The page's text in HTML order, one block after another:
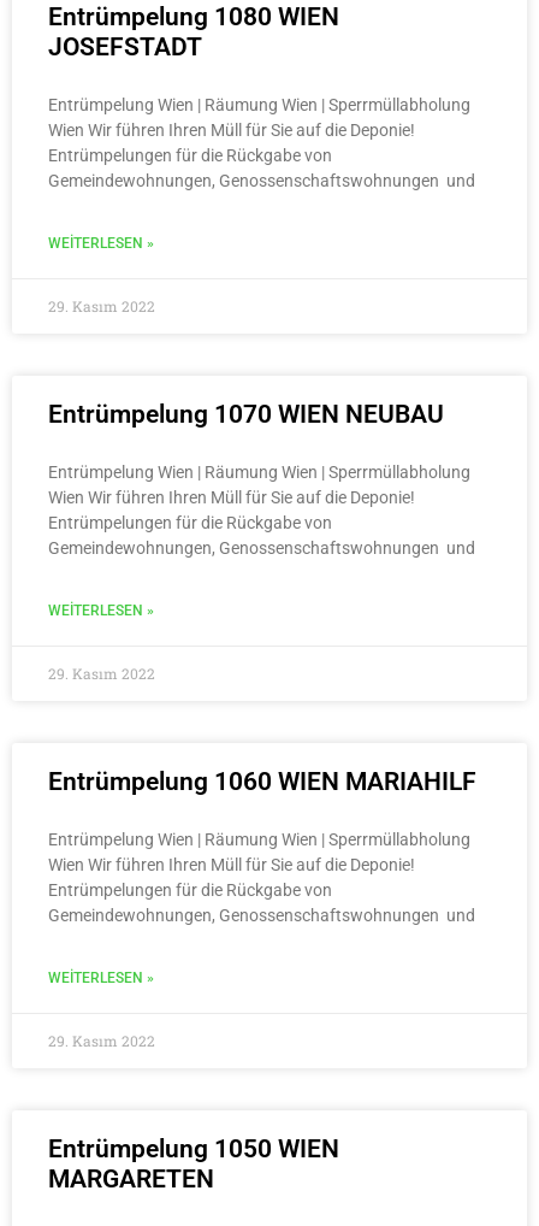
Entrümpelung 1080 WIEN
JOSEFSTADT
Entrümpelung Wien | Räumung Wien | Sperrmüllabholung
Wien Wir führen Ihren Müll für Sie auf die Deponie!
Entrümpelungen für die Rückgabe von
Gemeindewohnungen, Genossenschaftswohnungen und
WEITERLESEN »
29. Kasım 2022
Entrümpelung 1070 WIEN NEUBAU
Entrümpelung Wien | Räumung Wien | Sperrmüllabholung
Wien Wir führen Ihren Müll für Sie auf die Deponie!
Entrümpelungen für die Rückgabe von
Gemeindewohnungen, Genossenschaftswohnungen und
WEITERLESEN »
29. Kasım 2022
Entrümpelung 1060 WIEN MARIAHILF
Entrümpelung Wien | Räumung Wien | Sperrmüllabholung
Wien Wir führen Ihren Müll für Sie auf die Deponie!
Entrümpelungen für die Rückgabe von
Gemeindewohnungen, Genossenschaftswohnungen und
WEITERLESEN »
29. Kasım 2022
Entrümpelung 1050 WIEN
MARGARETEN